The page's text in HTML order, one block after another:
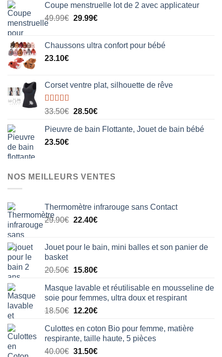
produit
Coupe menstruelle lot de 2 avec applicateur
49.99€ Le
était :
29.99€Le
est :
Chaussons ultra confort pour bébé
23.10€
Corset ventre plat, silhouette de rêve
Note5.00
33.50€ Le
initial
28.50€Le
actuel
Pieuvre de bain Flottante, Jouet de bain bébé
23.50€
NOS MEILLEURS VENTES
Thermomètre infrarouge sans Contact
29.90€ Le
était :
22.40€Le
est :
Jouet pour le bain, mini balles et son panier de
basket
20.50€ Le
initial
était :
20.50€.
15.80€Le
actuel
est :
15.80€.
Masque lavable et réutilisable en mousseline de
soie pour femmes, ultra doux et respirant
18.50€ Le
initial
était :
18.50€.
12.20€Le
actuel
est :
12.20€.
Culottes en coton Bio pour femme, matière
respirante, taille haute, 5 pièces
40.00€ Le
31.50€Le